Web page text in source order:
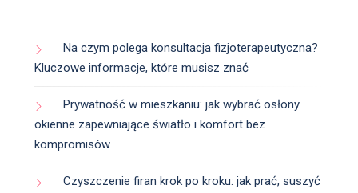
Na czym polega konsultacja fizjoterapeutyczna?
Kluczowe informacje, które musisz znać
Prywatność w mieszkaniu: jak wybrać osłony
okienne zapewniające światło i komfort bez
kompromisów
Czyszczenie firan krok po kroku: jak prać, suszyć